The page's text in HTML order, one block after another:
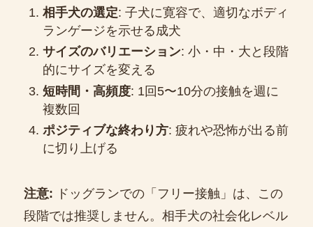
相手犬の選定: 子犬に寛容で、適切なボディ
ランゲージを示せる成犬
サイズのバリエーション: 小・中・大と段階
的にサイズを変える
短時間・高頻度: 1回5〜10分の接触を週に
複数回
ポジティブな終わり方: 疲れや恐怖が出る前
に切り上げる
注意: ドッグランでの「フリー接触」は、この
段階では推奨しません。相手犬の社会化レベル